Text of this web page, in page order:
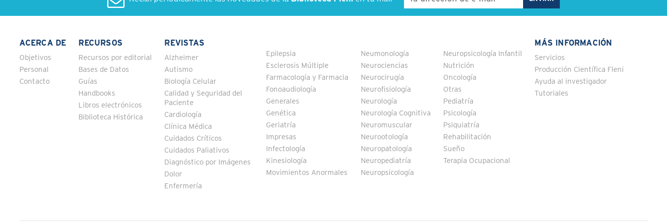
ACERCA DE
Objetivos
Personal
Contacto
RECURSOS
Recursos por editorial
Bases de Datos
Guías
Handbooks
Libros electrónicos
Biblioteca Histórica
REVISTAS
Alzheimer
Autismo
Biología Celular
Calidad y Seguridad del
Paciente
Cardiología
Clínica Médica
Cuidados Críticos
Cuidados Paliativos
Diagnóstico por Imágenes
Dolor
Enfermería
Epilepsia
Esclerosis Múltiple
Farmacología y Farmacia
Fonoaudiología
Generales
Genética
Geriatría
Impresas
Infectología
Kinesiología
Movimientos Anormales
Neumonología
Neurociencias
Neurocirugía
Neurofisiología
Neurología
Neurología Cognitiva
Neuromuscular
Neurootología
Neuropatología
Neuropediatría
Neuropsicología
Neuropsicología Infantil
Nutrición
Oncología
Otras
Pediatría
Psicología
Psiquiatría
Rehabilitación
Sueño
Terapia Ocupacional
MÁS INFORMACIÓN
Servicios
Producción Científica Fleni
Ayuda al investigador
Tutoriales